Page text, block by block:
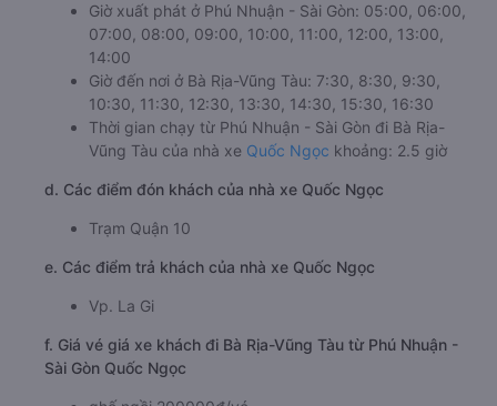
Giờ xuất phát ở Phú Nhuận - Sài Gòn: 05:00, 06:00,
07:00, 08:00, 09:00, 10:00, 11:00, 12:00, 13:00,
14:00
Giờ đến nơi ở Bà Rịa-Vũng Tàu: 7:30, 8:30, 9:30,
10:30, 11:30, 12:30, 13:30, 14:30, 15:30, 16:30
Thời gian chạy từ Phú Nhuận - Sài Gòn đi Bà Rịa-
Vũng Tàu của nhà xe Quốc Ngọc khoảng: 2.5 giờ
d. Các điểm đón khách của nhà xe Quốc Ngọc
Trạm Quận 10
e. Các điểm trả khách của nhà xe Quốc Ngọc
Vp. La Gi
f. Giá vé giá xe khách đi Bà Rịa-Vũng Tàu từ Phú Nhuận -
Sài Gòn Quốc Ngọc